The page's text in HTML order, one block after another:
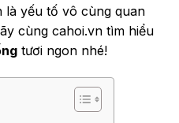
là yếu tố vô cùng quan
cùng cahoi.vn tìm hiểu
tươi ngon nhé!